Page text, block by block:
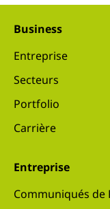
Business
Entreprise
Secteurs
Portfolio
Carrière
Entreprise
Communiqués de